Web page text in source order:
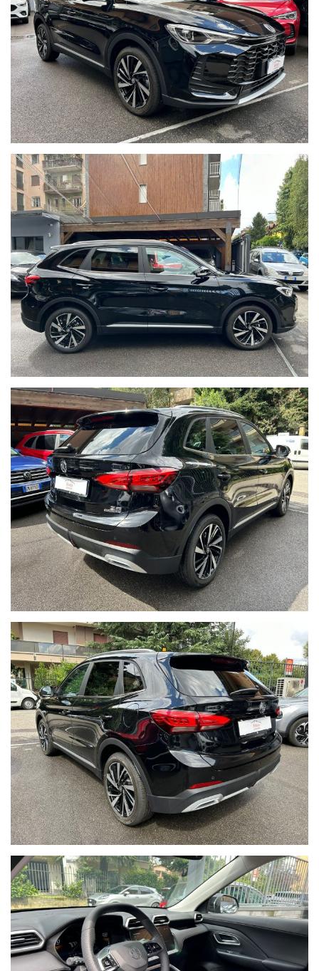
Sensori di parcheggio Anteriori e Posteriori
Telecamere a 360°
Sensore Angolo Cieco
Sedili Elettrici
Sedili in Pelle
Sedili Riscaldati
Volante riscaldabile
Operiamo nel mercato automotive da più di 65 anni con la
massima serietà e dedizione al cliente. Tutte le nostre vetture
sono garantite, hanno il chilometraggio certificato e sono
soggette a rigorosissimi controlli prima di essere messe in
vendita.
Per ulteriori informazioni:
email oppure
tel. 02 89617387
Cell. 333 7658357 - Andrea
Cell. 393 0596200 - Roberto
Sito web: www.brascaautomobili.it
Nota bene:
Le informazioni inerenti alla vettura e alla sua documentazione
possono contenere errori o imprecisioni.
Quanto descritto non ha dunque valore contrattuale ma solo
informativo.
L'onere di verifica è riservato all'acquirente.